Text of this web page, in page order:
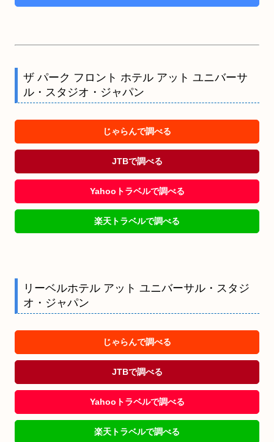
ザ パーク フロント ホテル アット ユニバーサ
ル・スタジオ・ジャパン
じゃらんで調べる
JTBで調べる
Yahooトラベルで調べる
楽天トラベルで調べる
リーベルホテル アット ユニバーサル・スタジ
オ・ジャパン
じゃらんで調べる
JTBで調べる
Yahooトラベルで調べる
楽天トラベルで調べる